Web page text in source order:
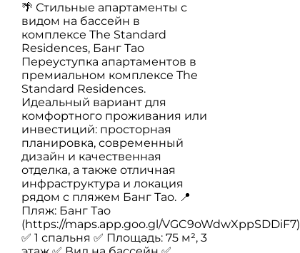
🌴 Стильные апартаменты с
видом на бассейн в
комплексе The Standard
Residences, Банг Тао
Переуступка апартаментов в
премиальном комплексе The
Standard Residences.
Идеальный вариант для
комфортного проживания или
инвестиций: просторная
планировка, современный
дизайн и качественная
отделка, а также отличная
инфраструктура и локация
рядом с пляжем Банг Тао. 📍
Пляж: Банг Тао
(https://maps.app.goo.gl/VGC9oWdwXppSDDiF7)
✅ 1 спальня ✅ Площадь: 75 м², 3